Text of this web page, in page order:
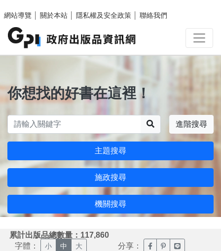
網站導覽
關於本站 隱私權及安全政策 聯絡我們
你想找的好書在這裡！
進階搜尋
主題搜尋
施政搜尋
機關搜尋
累計出版品總數量：117,860
字體： 小 中 大 分享： 臉書分享(另開新視窗)
噗浪分享(另開新
Line分享(另